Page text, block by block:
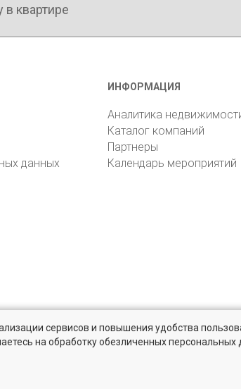
в квартире
данных
ИНФОРМАЦИЯ
Аналитика
Каталог компаний
Партнеры
Календарь мероприятий
Гагарина, 1 reklama@bn.ru
сервисов и повышения удобства
на обработку обезличенных персональных